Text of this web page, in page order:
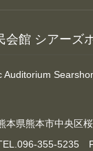
会館 シアーズ
Auditorium
本県熊本市中央区
355-5235